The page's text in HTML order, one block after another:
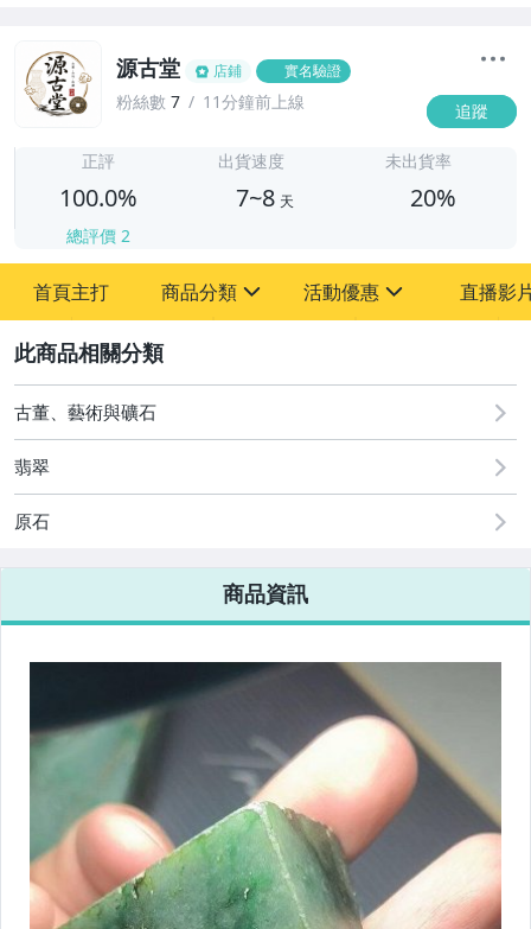
源古堂 店鋪 實名驗證
粉絲數 7 11分鐘前上線 追蹤
正評
100.0%
總評價 2
出貨速度
7~8 天
未出貨率
20%
首頁主打 商品分類
其它
活動優惠
[全店] 周年慶
[全店] 粉絲專享
直播影
古董、藝術與礦石
翡翠
原石
商品資訊